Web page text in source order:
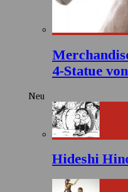
4-Statue
Neu
Hideshi